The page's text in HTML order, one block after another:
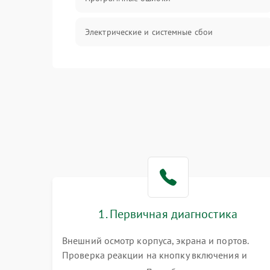
Электрические и системные сбои
Система охлаждения
1. Первичная диагностика
Внешний осмотр корпуса, экрана и портов.
Проверка реакции на кнопку включения и